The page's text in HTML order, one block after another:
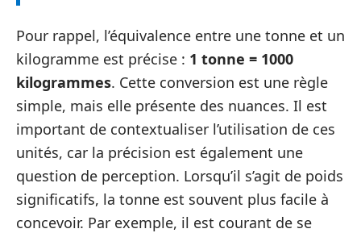
Pour rappel, l’équivalence entre une tonne et un
kilogramme est précise : 1 tonne = 1000
kilogrammes. Cette conversion est une règle
simple, mais elle présente des nuances. Il est
important de contextualiser l’utilisation de ces
unités, car la précision est également une
question de perception. Lorsqu’il s’agit de poids
significatifs, la tonne est souvent plus facile à
concevoir. Par exemple, il est courant de se